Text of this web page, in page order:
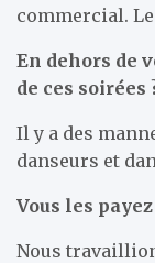
commercial.
En dehors de
de ces soirées
Il y a des
danseurs et
Vous les payez
Nous